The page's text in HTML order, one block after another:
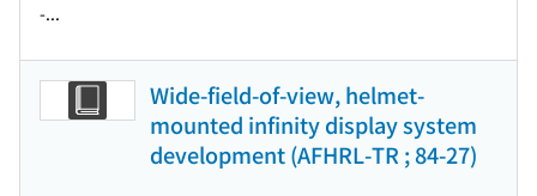
-...
Wide-field-of-view, helmet-
mounted infinity display system
development (AFHRL-TR ; 84-27)